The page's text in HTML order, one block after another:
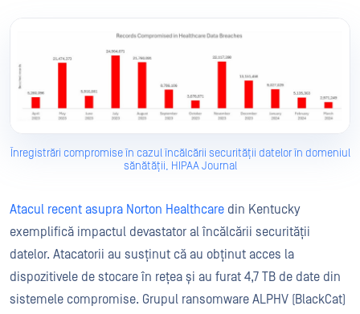
Înregistrări compromise în cazul încălcării securității datelor în domeniul
sănătății, HIPAA Journal
Atacul recent asupra Norton Healthcare din Kentucky
exemplifică impactul devastator al încălcării securității
datelor. Atacatorii au susținut că au obținut acces la
dispozitivele de stocare în rețea și au furat 4,7 TB de date din
sistemele compromise. Grupul ransomware ALPHV (BlackCat)